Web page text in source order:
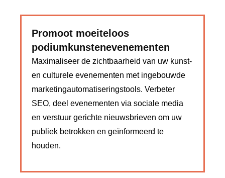
Promoot moeiteloos
podiumkunstenevenementen
Maximaliseer de zichtbaarheid van uw kunst-
en culturele evenementen met ingebouwde
marketingautomatiseringstools. Verbeter
SEO, deel evenementen via sociale media
en verstuur gerichte nieuwsbrieven om uw
publiek betrokken en geïnformeerd te
houden.